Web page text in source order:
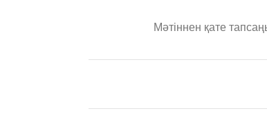
Мәтіннен қате